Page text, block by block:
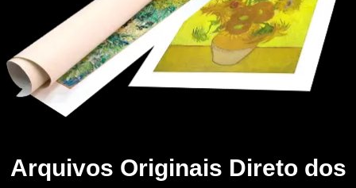
Arquivos Originais Direto dos